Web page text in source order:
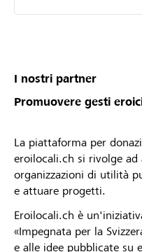
I nostri partner
Promuovere gesti
La piattaforma per
eroilocali.ch si rivolge ad
organizzazioni di utilità
e attuare progetti.
Eroilocali.ch è
«Impegnata per la
e alle idee pubblicate su